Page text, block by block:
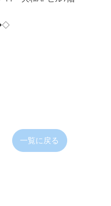
一覧に戻る